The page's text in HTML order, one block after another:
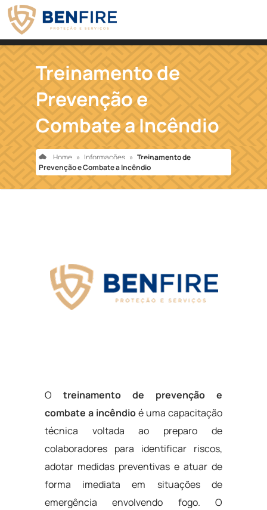
Treinamento de
Prevenção e
Combate a Incêndio
Home » Informações » Treinamento de
Prevenção e Combate a Incêndio
O treinamento de prevenção e
combate a incêndioé uma capacitação
técnica voltada ao preparo de
colaboradores para identificar riscos,
adotar medidas preventivas e atuar de
forma imediata em situações de
emergência envolvendo fogo. O